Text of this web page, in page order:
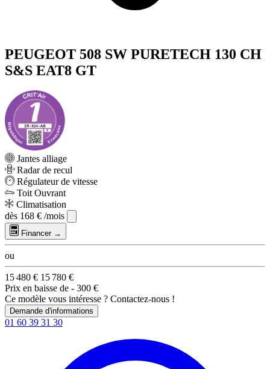
PEUGEOT 508 SW PURETECH 130 CH
S&S EAT8 GT
Jantes alliage
Radar de recul
Régulateur de vitesse
Toit Ouvrant
Climatisation
dès 168 € /mois
Financer →
ou
15 480 € 15 780 €
Prix en baisse de - 300 €
Ce modèle vous intéresse ? Contactez-nous !
Demande d'informations
01 60 39 31 30